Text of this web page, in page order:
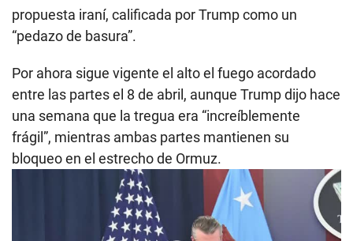
propuesta iraní, calificada por Trump como un
“pedazo de basura”.
Por ahora sigue vigente el alto el fuego acordado
entre las partes el 8 de abril, aunque Trump dijo hace
una semana que la tregua era “increíblemente
frágil”, mientras ambas partes mantienen su
bloqueo en el estrecho de Ormuz.